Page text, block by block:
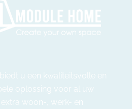
u een kwaliteitsvolle en
oplossing voor al uw
extra woon-, werk- en